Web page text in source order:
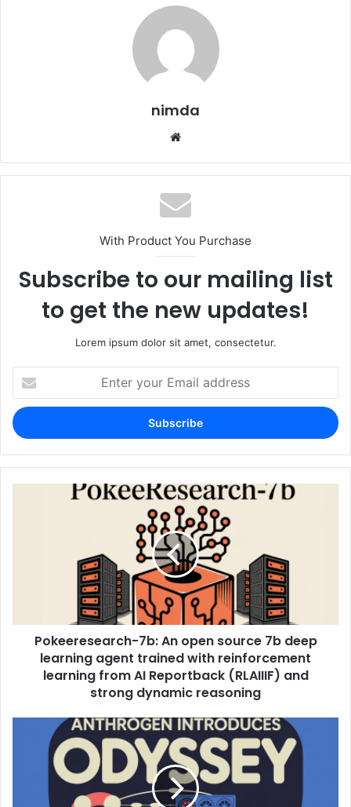
nimda
With Product You Purchase
Subscribe to our mailing list
to get the new updates!
Lorem ipsum dolor sit amet, consectetur.
your
Email
address
Pokeeresearch-7b: An open source 7b deep
learning agent trained with reinforcement
learning from AI Reportback (RLAIIIF) and
strong dynamic reasoning